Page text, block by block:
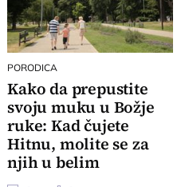
PORODICA
Kako da prepustite
svoju muku u Božje
ruke: Kad čujete
Hitnu, molite se za
njih u belim
mantilima kao za